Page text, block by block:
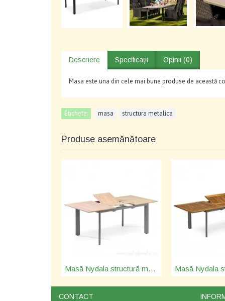
Descriere Specificații Opinii (0)
Masa este una din cele mai bune produse de această
Etichete: masa structura metalica
Produse asemănătoare
Masă Nydala structură metalică - 15961
CONTACT